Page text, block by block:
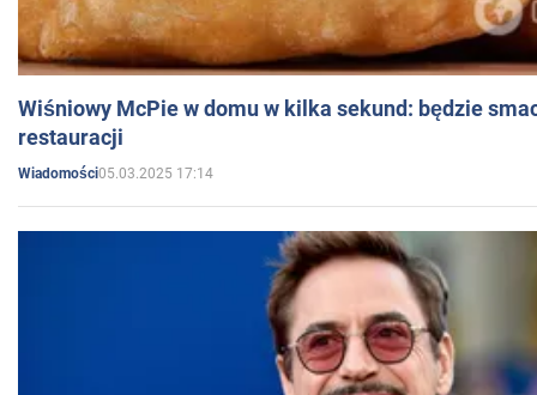
Wiśniowy McPie w domu w kilka sekund: będzie
restauracji
Wiadomości05.03.2025 17:14